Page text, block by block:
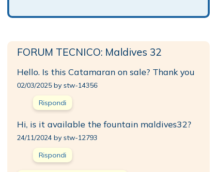
FORUM TECNICO: Maldives 32
Hello. Is this Catamaran on sale? Thank you
02/03/2025 by stw-14356
Rispondi
Hi, is it available the fountain maldives32?
24/11/2024 by stw-12793
Rispondi